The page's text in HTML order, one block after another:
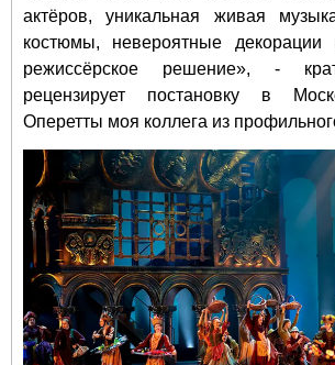
актёров, уникальная живая
костюмы, невероятные декорации
режиссёрское решение», -
рецензирует постановку в
Оперетты моя коллега из